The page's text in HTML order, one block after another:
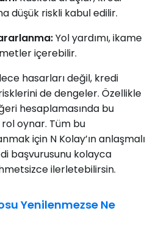
düşük riskli kabul edilir.
Yol yardımı, ikame
içerebilir.
hasarları değil, kredi
de dengeler. Özellikle
hesaplamasında bu
oynar. Tüm bu
için N Kolay’ın anlaşmalı
başvurusunu kolayca
ilerletebilirsin.
Yenilenmezse Ne